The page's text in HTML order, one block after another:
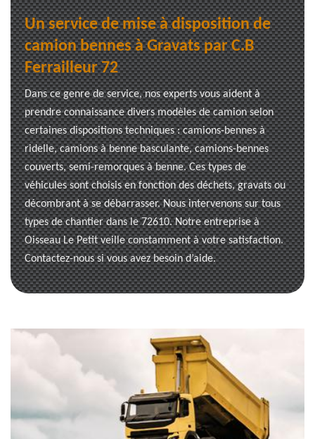
Un service de mise à disposition de
camion bennes à Gravats par C.B
Ferrailleur 72
Dans ce genre de service, nos experts vous aident à
prendre connaissance divers modèles de camion selon
certaines dispositions techniques : camions-bennes à
ridelle, camions à benne basculante, camions-bennes
couverts, semi-remorques à benne. Ces types de
véhicules sont choisis en fonction des déchets, gravats ou
décombrant à se débarrasser. Nous intervenons sur tous
types de chantier dans le 72610. Notre entreprise à
Oisseau Le Petit veille constamment à votre satisfaction.
Contactez-nous si vous avez besoin d’aide.